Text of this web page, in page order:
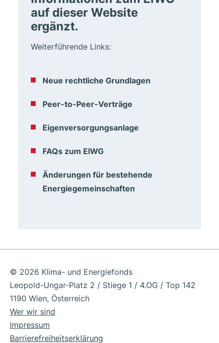
auf dieser Website
ergänzt.
Weiterführende Links:
Neue rechtliche Grundlagen
Peer-to-Peer-Verträge
Eigenversorgungsanlage
FAQs zum ElWG
Änderungen für bestehende
Energiegemeinschaften
© 2026 Klima- und Energiefonds
Leopold-Ungar-Platz 2 / Stiege 1 / 4.OG / Top 142
1190 Wien, Österreich
Wer wir sind
Impressum
Barrierefreiheitserklärung